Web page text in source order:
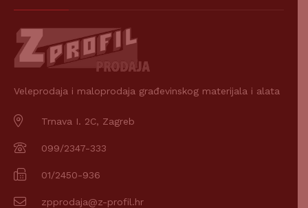
Veleprodaja i maloprodaja građevinskog materijala i alata
Trnava I. 2C, Zagreb
099/2347-333
01/2450-936
zpprodaja@z-profil.hr